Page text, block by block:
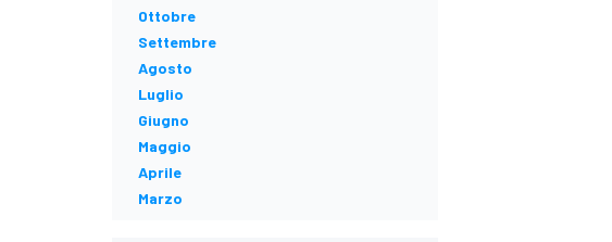
Ottobre
Settembre
Agosto
Luglio
Giugno
Maggio
Aprile
Marzo